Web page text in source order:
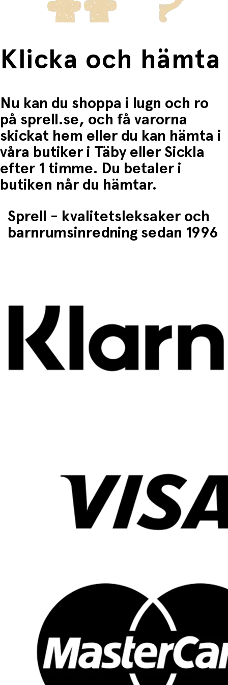
Storlek: 19 cm
Färg: Brun och vit Brun och vit
Klicka och hämta
Nu kan du shoppa i lugn och ro
på sprell.se, och få varorna
skickat hem eller du kan hämta i
våra butiker i Täby eller Sickla
efter 1 timme. Du betaler i
butiken når du hämtar.
Sprell - kvalitetsleksaker och
barnrumsinredning sedan 1996